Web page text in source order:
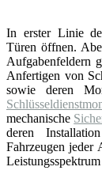
In erster Linie
Türen öffnen.
Aufgabenfeldern
Anfertigen von
sowie deren
mechanische
deren
Fahrzeugen jeder